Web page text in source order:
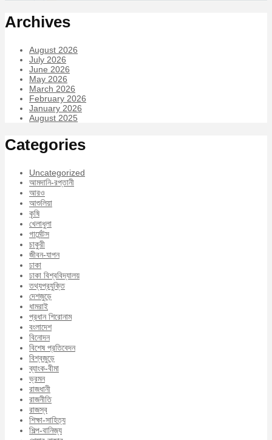
Archives
August 2026
July 2026
June 2026
May 2026
March 2026
February 2026
January 2026
August 2025
Categories
Uncategorized
আমদানি-রপ্তানী
আরও
আশুলিয়া
কৃষি
খেলাধুলা
গার্মেন্টস
চাকুরী
জীবন-যাপন
ঢাকা
ঢাকা বিশ্ববিদ্যালয়
তথ্যপ্রযুক্তি
দেশজুড়ে
ধামরাই
প্রধান শিরোনাম
বংলাদেশ
বিনোদন
বিশেষ প্রতিবেদন
বিশ্বজুড়ে
ব্যাংক-বীমা
ভ্রমন
রাজধানী
রাজনীতি
রাজস্ব
শিক্ষা-সাহিত্য
শিল্প-বানিজ্য